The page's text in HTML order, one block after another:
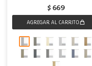
$ 669